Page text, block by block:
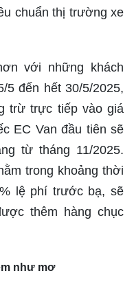
chuẩn thị trường xe
với những khách
5 đến hết 30/5/2025,
trừ trực tiếp vào giá
EC Van đầu tiên sẽ
từ tháng 11/2025.
trong khoảng thời
lệ phí trước bạ, sẽ
thêm hàng chục
như mơ